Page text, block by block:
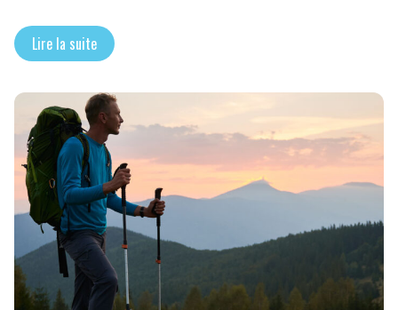
Lire la suite